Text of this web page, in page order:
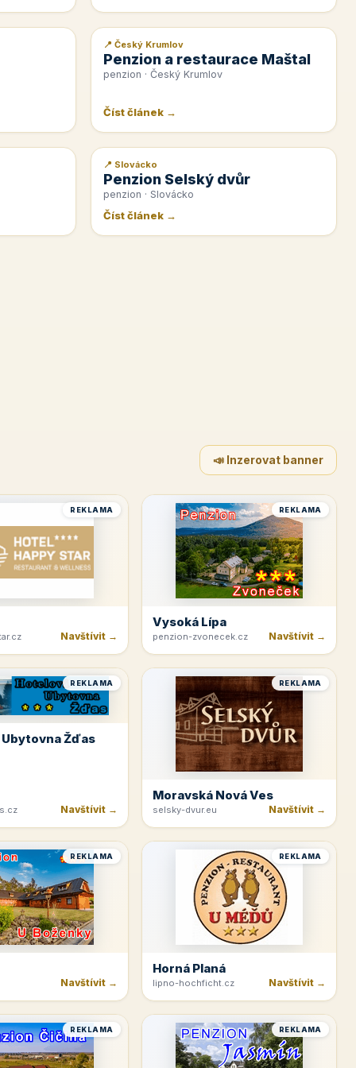
📰 PR článek
📍 Český Krumlov
Penzion a restaurace Maštal
penzion · Český Krumlov
Číst článek →
📰 PR článek
📍 Slovácko
Penzion Selský dvůr
penzion · Slovácko
Číst článek →
📣 Inzerovat banner
REKLAMA
Navštívit →
REKLAMA
Vysoká Lípa
penzion-zvonecek.cz Navštívit →
REKLAMA
Žďas
Navštívit →
REKLAMA
Moravská Nová Ves
selsky-dvur.eu Navštívit →
REKLAMA
Navštívit →
REKLAMA
Horná Planá
lipno-hochficht.cz Navštívit →
REKLAMA REKLAMA